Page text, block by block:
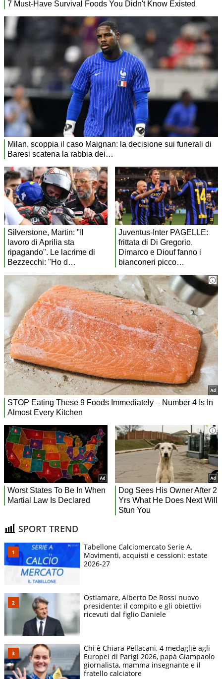
SPORT TREND
Tabellone Calciomercato Serie A.
Movimenti, acquisti e cessioni: estate
2026-27
Ostiamare, Alberto De Rossi nuovo
presidente: il compito e gli obiettivi
ricevuti dal figlio Daniele
Chi è Chiara Pellacani, 4 medaglie agli
Europei di Parigi 2026, papà Giampaolo
giornalista, mamma insegnante e il
fratello calciatore